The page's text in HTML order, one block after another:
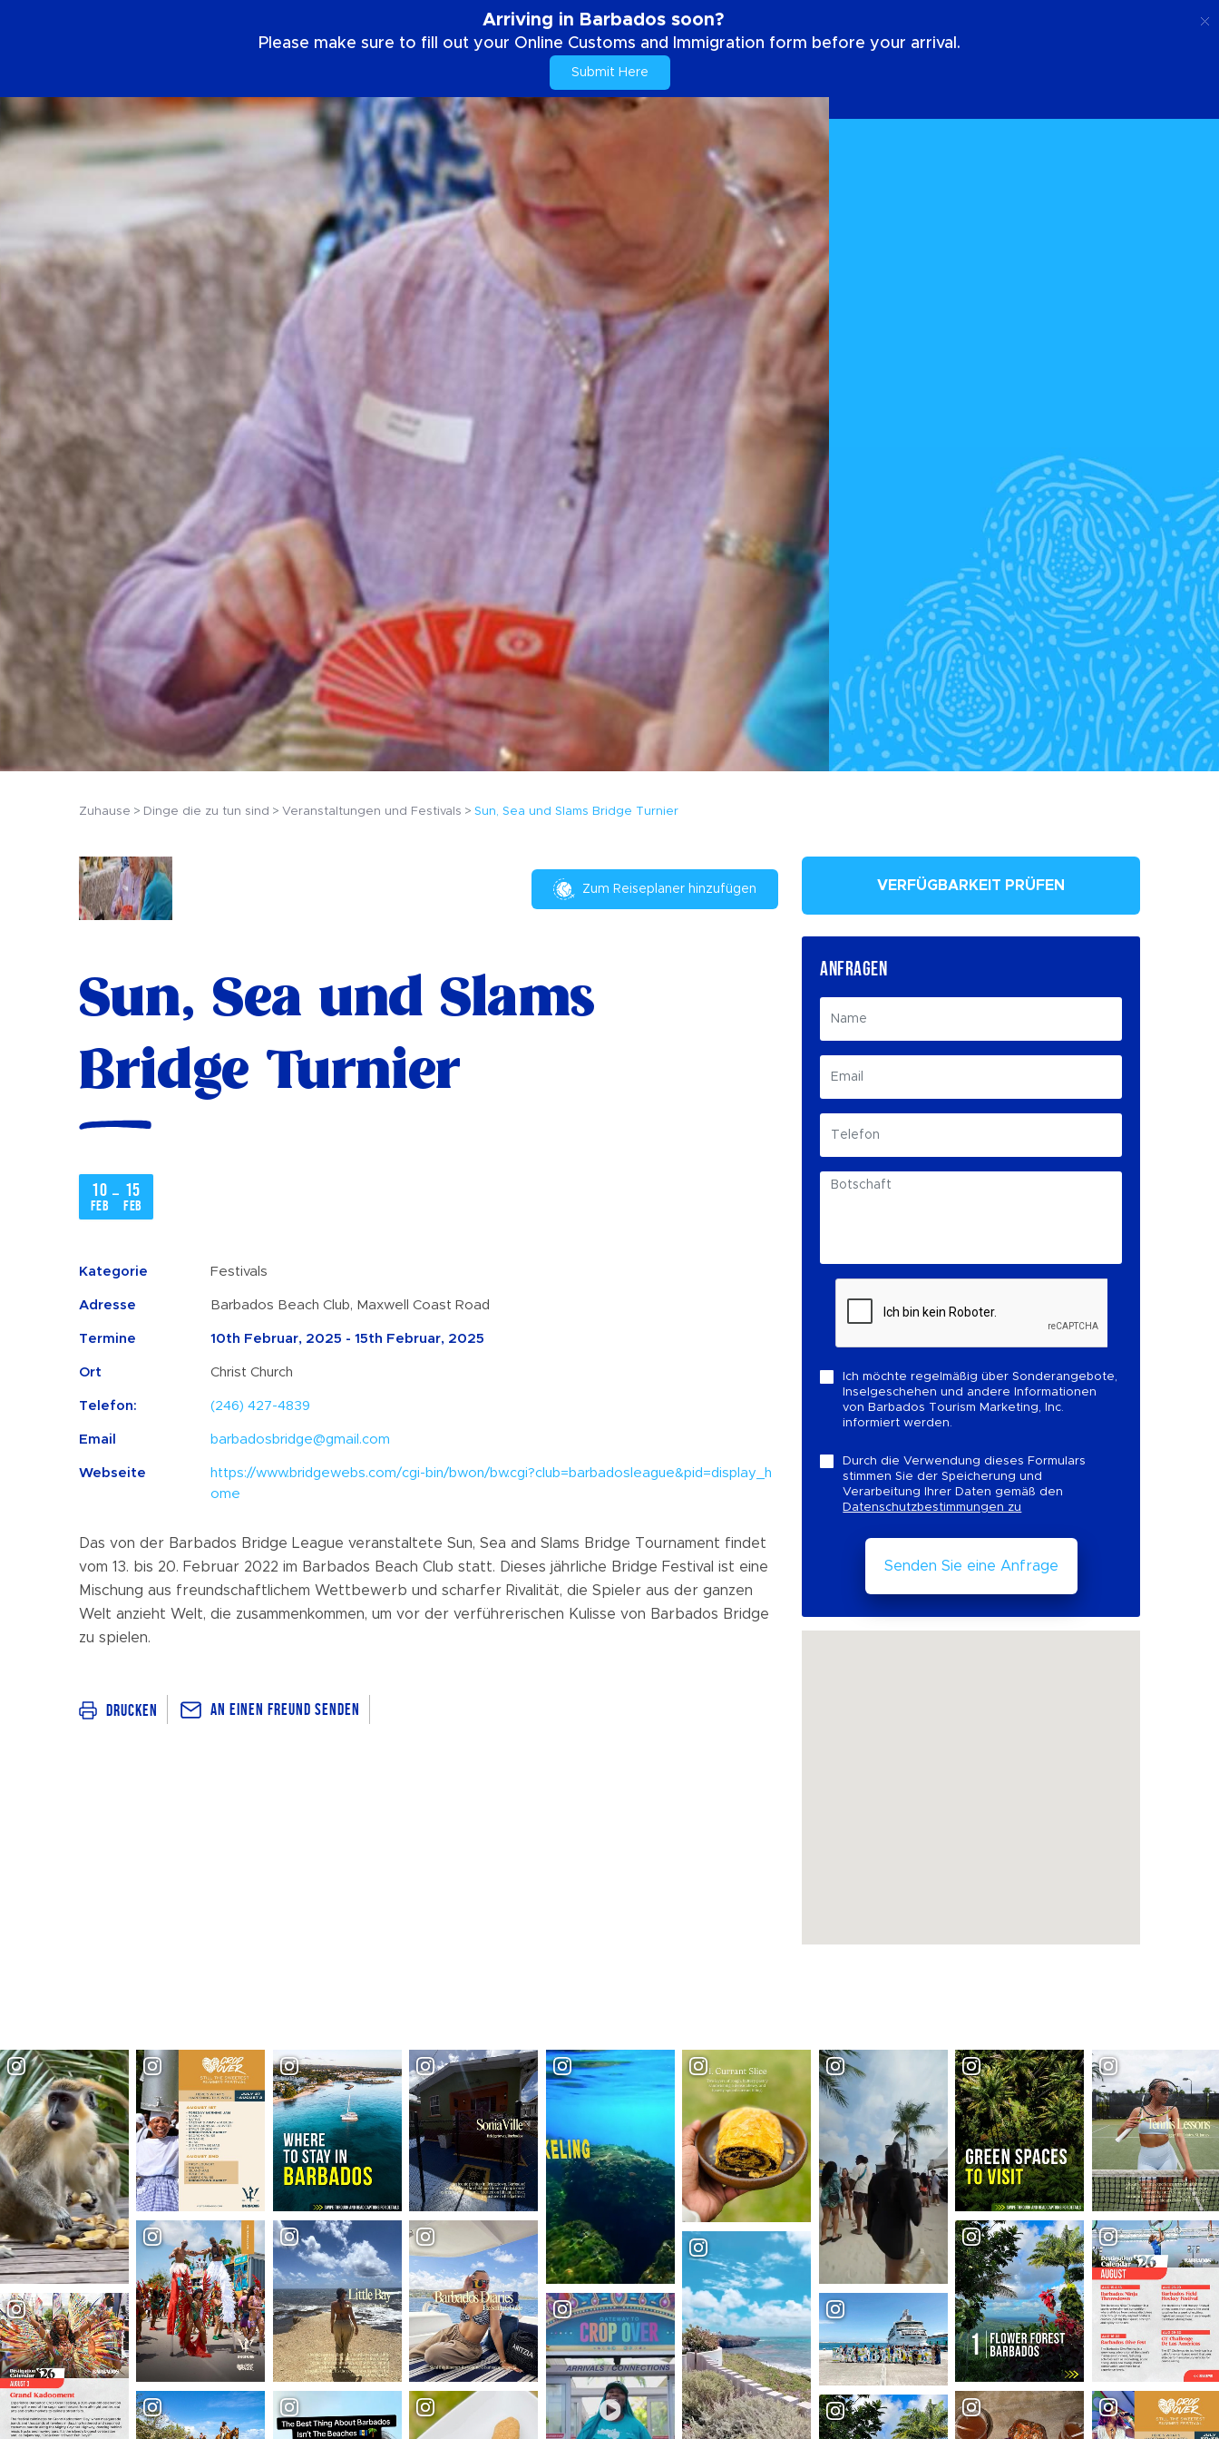
Arriving in Barbados soon?
Please make sure to fill out your Online Customs and Immigration form before your arrival.
Submit Here
Zuhause Dinge die zu tun sind Veranstaltungen und Festivals Sun, Sea und Slams Bridge Turnier
Zum Reiseplaner hinzufügen
Sun, Sea und Slams
Bridge Turnier
10
Feb
– 15
Feb
Kategorie Festivals
Adresse Barbados Beach Club, Maxwell Coast Road
Termine 10th Februar, 2025 - 15th Februar, 2025
Ort Christ Church
Telefon: (246) 427-4839
Email barbadosbridge@gmail.com
Webseite
https://www.bridgewebs.com/cgi-bin/bwon/bw.cgi?club=barbadosleague&pid=display_h
ome
Das von der Barbados Bridge League veranstaltete Sun, Sea and Slams Bridge Tournament findet
vom 13. bis 20. Februar 2022 im Barbados Beach Club statt. Dieses jährliche Bridge Festival ist eine
Mischung aus freundschaftlichem Wettbewerb und scharfer Rivalität, die Spieler aus der ganzen
Welt anzieht Welt, die zusammenkommen, um vor der verführerischen Kulisse von Barbados Bridge
zu spielen.
Drucken An einen Freund senden
VERFÜGBARKEIT PRÜFEN
ANFRAGEN
Ich möchte regelmäßig über Sonderangebote,
Inselgeschehen und andere Informationen
von Barbados Tourism Marketing, Inc.
informiert werden.
Durch die Verwendung dieses Formulars
stimmen Sie der Speicherung und
Verarbeitung Ihrer Daten gemäß den
Datenschutzbestimmungen zu